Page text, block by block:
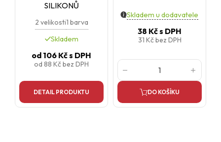
SILIKONŮ
2 velikosti1 barva
Skladem
od 106 Kčs DPH
od 88 Kčbez DPH
DETAIL PRODUKTU
Skladem u dodavatele
38 Kčs DPH
31 Kčbez DPH
DO KOŠÍKU